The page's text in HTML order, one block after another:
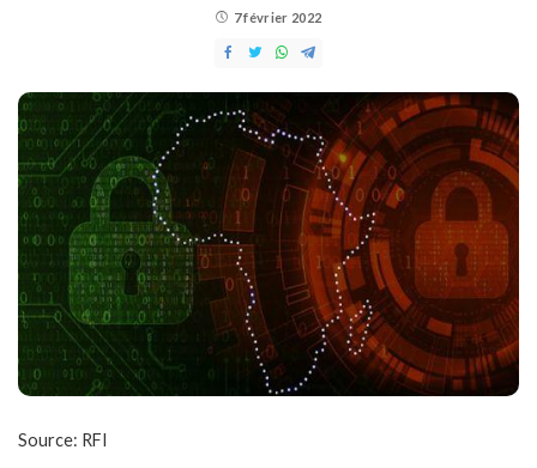
7 février 2022
Source: RFI